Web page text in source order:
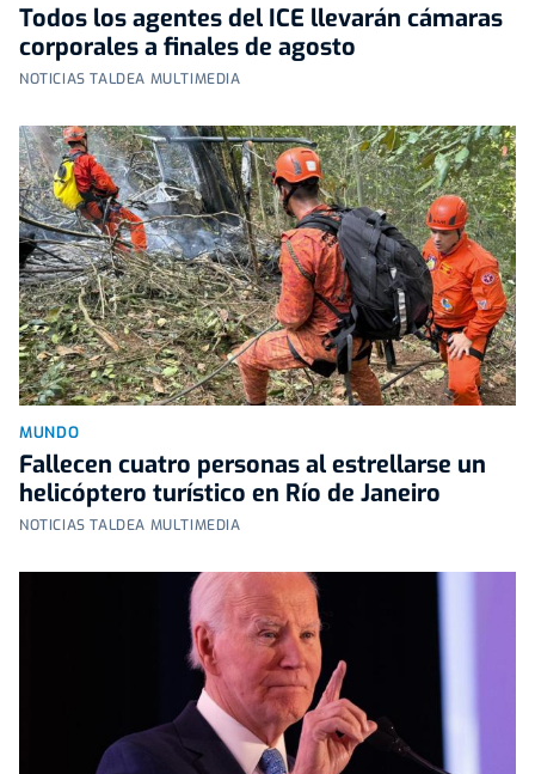
Todos los agentes del ICE llevarán cámaras
corporales a finales de agosto
NOTICIAS TALDEA MULTIMEDIA
MUNDO
Fallecen cuatro personas al estrellarse un
helicóptero turístico en Río de Janeiro
NOTICIAS TALDEA MULTIMEDIA